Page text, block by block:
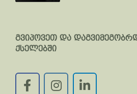
გვიპოვეთ და
ქსელებში